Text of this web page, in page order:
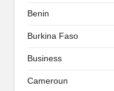
Benin
Burkina Faso
Business
Cameroun